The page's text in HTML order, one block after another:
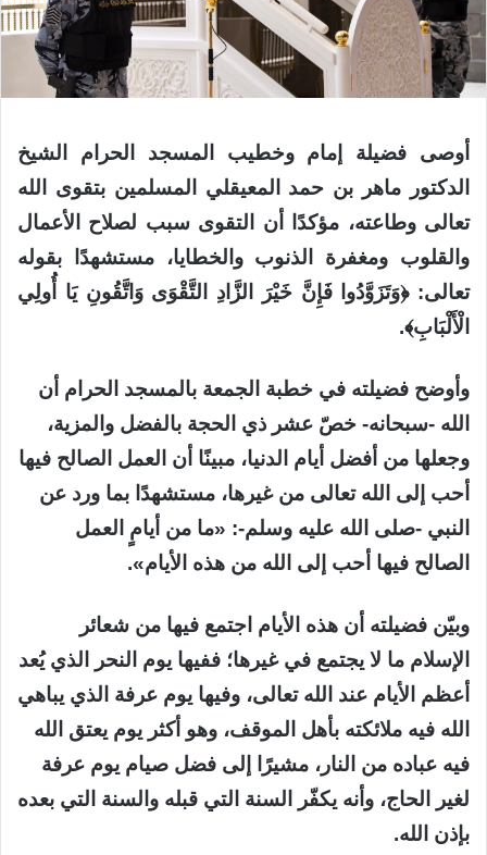
أوصى فضيلة إمام وخطيب المسجد الحرام الشيخ
الدكتور ماهر بن حمد المعيقلي المسلمين بتقوى الله
تعالى وطاعته، مؤكدًا أن التقوى سبب لصلاح الأعمال
والقلوب ومغفرة الذنوب والخطايا، مستشهدًا بقوله
تعالى: ﴿وَتَزَوَّدُوا فَإِنَّ خَيْرَ الزَّادِ التَّقْوَى وَاتَّقُونِ يَا أُولِي
الْأَلْبَابِ﴾.
وأوضح فضيلته في خطبة الجمعة بالمسجد الحرام أن
الله -سبحانه- خصّ عشر ذي الحجة بالفضل والمزية،
وجعلها من أفضل أيام الدنيا، مبينًا أن العمل الصالح فيها
أحب إلى الله تعالى من غيرها، مستشهدًا بما ورد عن
النبي -صلى الله عليه وسلم-: «ما من أيامٍ العمل
الصالح فيها أحب إلى الله من هذه الأيام».
وبيّن فضيلته أن هذه الأيام اجتمع فيها من شعائر
الإسلام ما لا يجتمع في غيرها؛ ففيها يوم النحر الذي يُعد
أعظم الأيام عند الله تعالى، وفيها يوم عرفة الذي يباهي
الله فيه ملائكته بأهل الموقف، وهو أكثر يوم يعتق الله
فيه عباده من النار، مشيرًا إلى فضل صيام يوم عرفة
لغير الحاج، وأنه يكفّر السنة التي قبله والسنة التي بعده
بإذن الله.